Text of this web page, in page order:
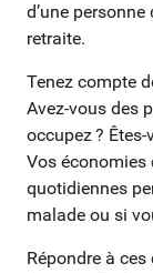
d’une
retraite.
Tenez compte
Avez-vous des
occupez ?
Vos économies
quotidiennes
malade ou si
Répondre à